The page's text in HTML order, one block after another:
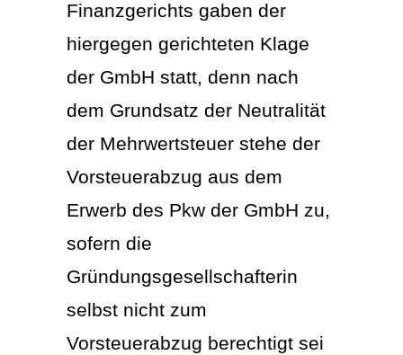
Finanzgerichts gaben der
hiergegen gerichteten Klage
der GmbH statt, denn nach
dem Grundsatz der Neutralität
der Mehrwertsteuer stehe der
Vorsteuerabzug aus dem
Erwerb des Pkw der GmbH zu,
sofern die
Gründungsgesellschafterin
selbst nicht zum
Vorsteuerabzug berechtigt sei